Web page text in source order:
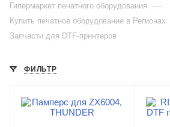
Гипермаркет печатного оборудования —
Купить печатное оборудование в Регионах
Запчасти для DTF-принтеров
ФИЛЬТР